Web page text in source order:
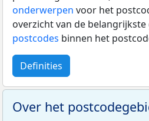
onderwerpen voor het
overzicht van de
postcodes binnen het
Definities
Over het